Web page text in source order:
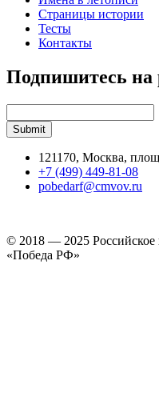
Страницы истории
Тесты
Контакты
Подпишитесь на
121170, Москва,
+7 (499) 449-81-08
pobedarf@cmvov.ru
© 2018 — 2025 Российское
«Победа РФ»